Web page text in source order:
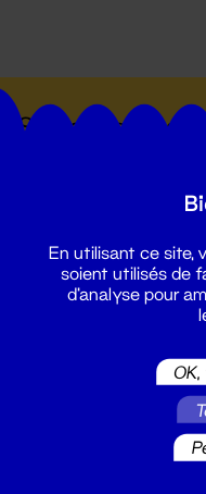
Suivez toutes
En utilisant ce site,
soient utilisés de
d'analyse pour